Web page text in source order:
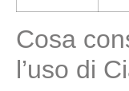
Cosa
l’uso di